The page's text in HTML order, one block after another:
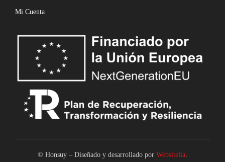
Mi Cuenta
© Honsuy – Diseñado y desarrollado por Websitelia.